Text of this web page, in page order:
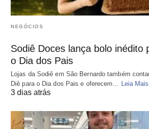
NEGÓCIOS
Sodiê Doces lança bolo inédito
o Dia dos Pais
Lojas da Sodiê em São Bernardo também
Diê para o Dia dos Pais e oferecem… Leia Mais
3 dias atrás